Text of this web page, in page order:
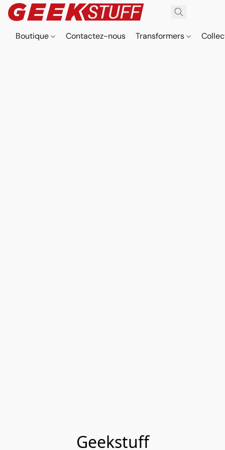
Boutique Contactez-nous Transformers
Geekstuff